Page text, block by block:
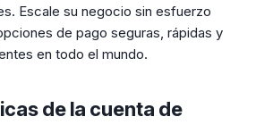
Escale su negocio sin esfuerzo
de pago seguras, rápidas y
en todo el mundo.
de la cuenta de